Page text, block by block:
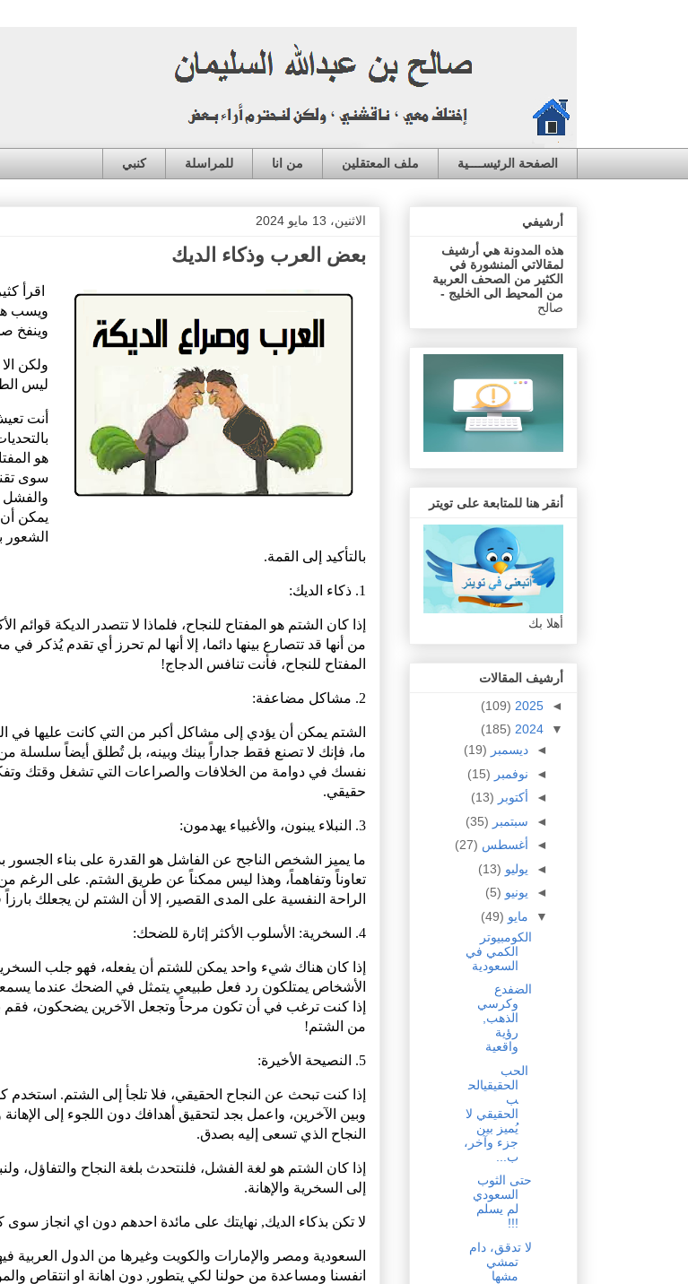
الصفحة الرئيســــية ملف المعتقلين من انا للمراسلة كنبي
الاثنين، 13 مايو 2024
بعض العرب وذكاء الديك
اقرأ
ويسب
وينفخ
ولكن
ليس
أنت
هو
سوى
والفشل
يمكن
الشعور
بالتأكيد إلى القمة.
1. ذكاء الديك:
إذا كان الشتم هو المفتاح للنجاح، فلماذا لا تتصدر الديكة قوائم
من أنها قد تتصارع بينها دائما، إلا أنها لم تحرز أي تقدم يُذكر
المفتاح للنجاح، فأنت تنافس الدجاج!
2. مشاكل مضاعفة:
الشتم يمكن أن يؤدي إلى مشاكل أكبر من التي كانت عليها في
ما، فإنك لا تصنع فقط جداراً بينك وبينه، بل تُطلق أيضاً سلسلة من
نفسك في دوامة من الخلافات والصراعات التي تشغل وقتك
حقيقي.
3. النبلاء يبنون، والأغبياء يهدمون:
ما يميز الشخص الناجح عن الفاشل هو القدرة على بناء الجسور
تعاوناً وتفاهماً، وهذا ليس ممكناً عن طريق الشتم. على
الراحة النفسية على المدى القصير، إلا أن الشتم لن يجعلك
4. السخرية: الأسلوب الأكثر إثارة للضحك:
إذا كان هناك شيء واحد يمكن للشتم أن يفعله، فهو جلب
الأشخاص يمتلكون رد فعل طبيعي يتمثل في الضحك عندما
إذا كنت ترغب في أن تكون مرحاً وتجعل الآخرين يضحكون، فقم
من الشتم!
5. النصيحة الأخيرة:
إذا كنت تبحث عن النجاح الحقيقي، فلا تلجأ إلى الشتم. استخدم
وبين الآخرين، واعمل بجد لتحقيق أهدافك دون اللجوء إلى
النجاح الذي تسعى إليه بصدق.
إذا كان الشتم هو لغة الفشل، فلنتحدث بلغة النجاح والتفاؤل،
إلى السخرية والإهانة.
لا تكن بذكاء الديك, نهايتك على مائدة احدهم دون اي انجاز سوى
السعودية ومصر والإمارات والكويت وغيرها من الدول العربية
انفسنا ومساعدة من حولنا لكي يتطور, دون اهانة او انتقاص
أرشيفي
هذه المدونة هي أرشيف
لمقالاتي المنشورة في
الكثير من الصحف العربية
من المحيط الى الخليج -
صالح
أنقر هنا للمتابعة على تويتر
أهلا بك
أرشيف المقالات
◄
2025
(109)
▼
2024
(185)
◄ ديسمبر (19)
◄ نوفمبر (15)
◄ أكتوبر (13)
◄ سبتمبر (35)
◄ أغسطس (27)
◄ يوليو (13)
◄ يونيو (5)
▼ مايو (49)
الكومبيوتر
الكمي في
السعودية
الضفدع
وكرسي
الذهب,
رؤية
واقعية
الحب
الحقيقيالح
ب
الحقيقي لا
يُميز بين
جزء وآخر،
ب...
حتى الثوب
السعودي
لم يسلم
!!!
لا تدقق، دام
تمشي
مشها